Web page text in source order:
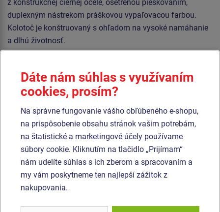
z konštrukčnej čiernej ocele, ošetrenou pieskovaním,
duplexným nástrekom práškovou vypaľovacou farbou.
Kolotoč je konštruovaný s ohľadom na vysoké namáhanie
a dlhú životnosť.
a dlhú životnosť. Otočný stred a sedačky sú vyrobené z
vysoko kvalitného plastu HDPE (celoprefarbený polyetylén
s vysokou hustotou, ktorýsa vyznačuje vysokou farebnou
stálosťou, odolnosťou proti UV žiarenia a hlavne
bezpečnosťou, pretože je nelámavý a nehrozí tak žiadne
nebezpečenstvo zranenia detí ostrými úlomkami). Podesta
je vyrobená z protišmykového plechu. Všetok spojovací
materiál je pozinkovaný alebo nerezový.
Podobný
Dáte nám súhlas s využívaním
cookies, prosím?
Na správne fungovanie vášho obľúbeného e-shopu,
na prispôsobenie obsahu stránok vašim potrebám,
na štatistické a marketingové účely používame
súbory cookie. Kliknutím na tlačidlo „Prijímam“
nám udelíte súhlas s ich zberom a spracovaním a
my vám poskytneme ten najlepší zážitok z
nakupovania.